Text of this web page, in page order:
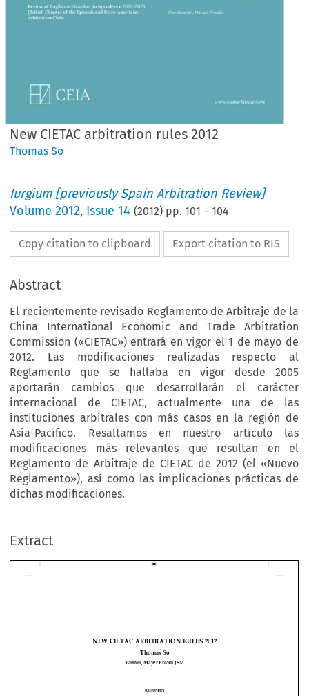
New CIETAC arbitration rules 2012
Thomas So
Iurgium [previously Spain Arbitration Review]
Volume2012, Issue 14 (2012) pp.101 –104
Copy citation to clipboard Export citation to RIS
Abstract
El recientemente revisado Reglamento de Arbitraje de la
China International Economic and Trade Arbitration
Commission («CIETAC») entrará en vigor el 1 de mayo de
2012. Las modificaciones realizadas respecto al
Reglamento que se hallaba en vigor desde 2005
aportarán cambios que desarrollarán el carácter
internacional de CIETAC, actualmente una de las
instituciones arbitrales con más casos en la región de
Asia-Pacífico. Resaltamos en nuestro artículo las
modificaciones más relevantes que resultan en el
Reglamento de Arbitraje de CIETAC de 2012 (el «Nuevo
Reglamento»), así como las implicaciones prácticas de
dichas modificaciones.
Extract



